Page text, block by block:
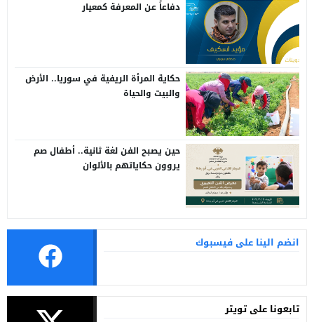
دفاعاً عن المعرفة كمعيار
حكاية المرأة الريفية في سوريا.. الأرض
والبيت والحياة
حين يصبح الفن لغة ثانية.. أطفال صم
يروون حكاياتهم بالألوان
انضم الينا على فيسبوك
تابعونا على تويتر